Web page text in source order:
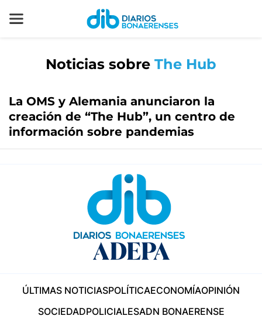
Noticias sobre The Hub
La OMS y Alemania anunciaron la
creación de “The Hub”, un centro de
información sobre pandemias
ÚLTIMAS NOTICIASPOLÍTICAECONOMÍAOPINIÓN
SOCIEDADPOLICIALESADN BONAERENSE